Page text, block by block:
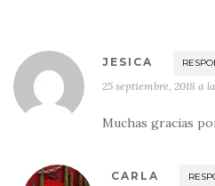
JESICA
25 septiembre, 2018 a
Muchas gracias
CARLA